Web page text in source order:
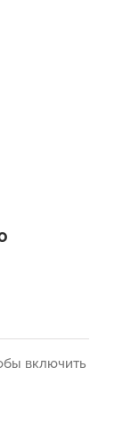
включить